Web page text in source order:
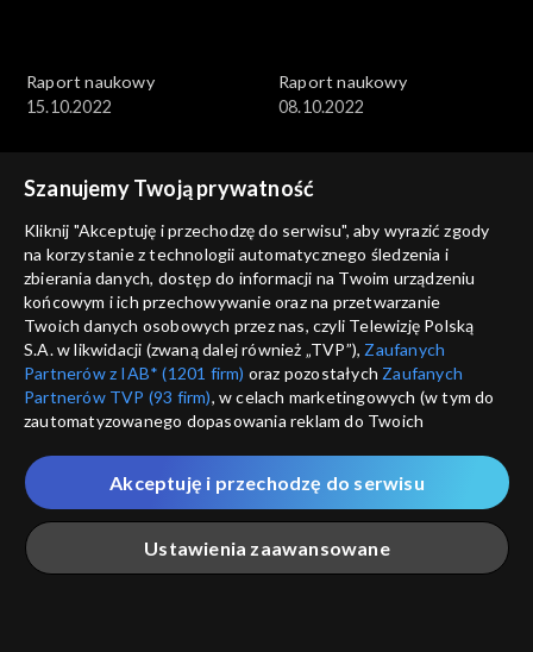
Raport naukowy
15.10.2022
Raport naukowy
08.10.2022
Rekomendowane dla Ciebie
© 2026 Telewizja Polska S.A. w likwidacji
regulamin serwisu
Szanujemy Twoją prywatność
Kliknij "Akceptuję i przechodzę do serwisu", aby wyrazić zgody
na korzystanie z technologii automatycznego śledzenia i
zbierania danych, dostęp do informacji na Twoim urządzeniu
końcowym i ich przechowywanie oraz na przetwarzanie
Twoich danych osobowych przez nas, czyli Telewizję Polską
S.A. w likwidacji (zwaną dalej również „TVP”), Zaufanych
Partnerów z IAB* (1201 firm) oraz pozostałych Zaufanych
Partnerów TVP (93 firm), w celach marketingowych (w tym do
zautomatyzowanego dopasowania reklam do Twoich
które wskazujemy poniżej, a także zgody na udostępnianie
przez nas identyfikatora PPID do Google.
Twoje dane osobowe zbierane podczas odwiedzania przez
Ciebie naszych
poszczególnych serwisówzwanych dalej
„Portalem”, w tym informacje zapisywane za pomocą
Ustawienia zaawansowane
Akceptuję i przechodzę do serwisu